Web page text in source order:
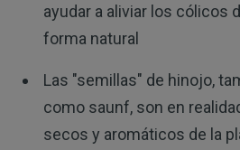
ayudar a aliviar los cólicos
forma natural
Las "semillas" de hinojo,
como saunf, son en
secos y aromáticos de la